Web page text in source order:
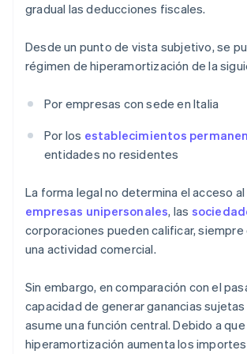
gradual las deducciones fiscales.
Desde un punto de vista subjetivo, se
régimen de hiperamortización de la
Por empresas con sede en Italia
Por los establecimientos
entidades no residentes
La forma legal no determina el acceso al
empresas unipersonales, las
corporaciones pueden calificar, siempre
una actividad comercial.
Sin embargo, en comparación con el
capacidad de generar ganancias
asume una función central. Debido a que
hiperamortización aumenta los